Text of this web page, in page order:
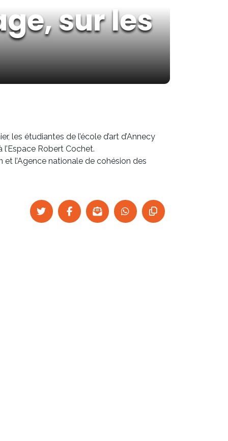
sur les
les étudiantes de l’école d’art d’Annecy
Robert Cochet.
et l’Agence nationale de cohésion des